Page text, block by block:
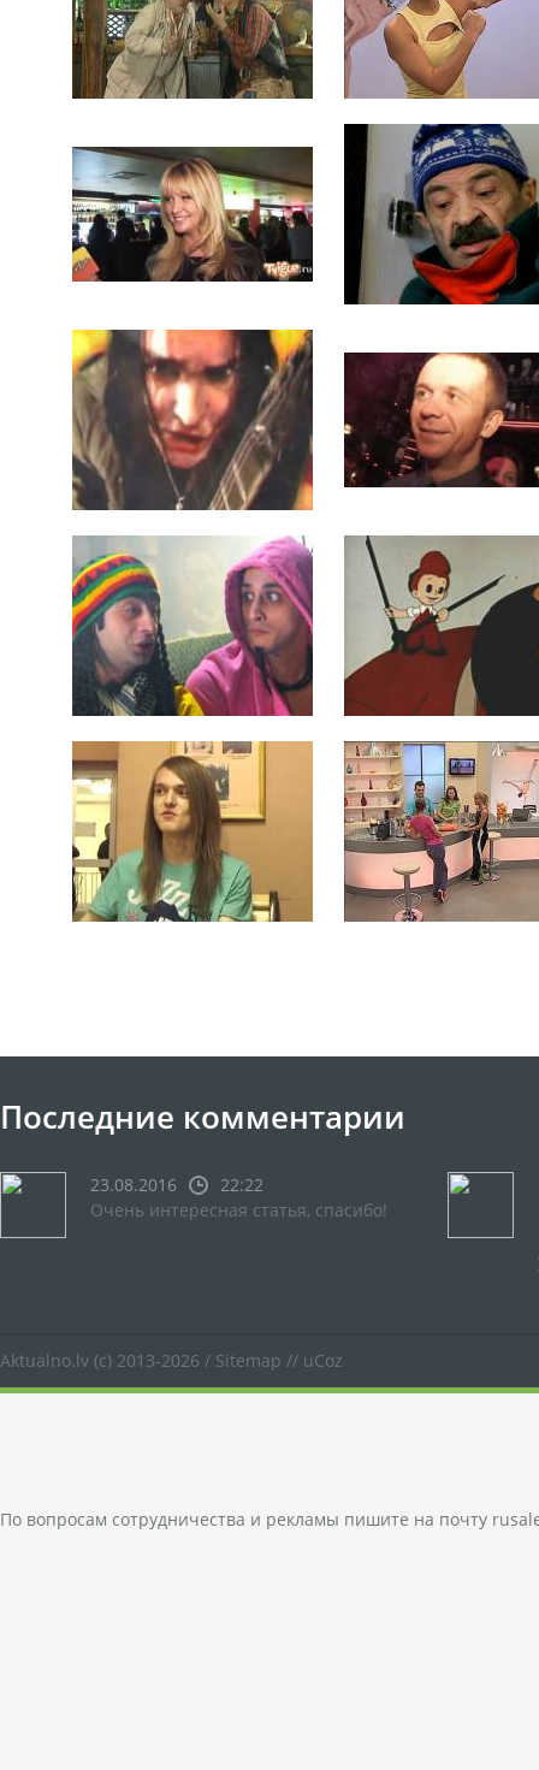
Последние комментарии
23.08.2016
22:22
Очень интересная статья, спасибо!
Aktualno.lv (c) 2013-2026 / Sitemap // uCoz
По вопросам сотрудничества и рекламы пишите на почту